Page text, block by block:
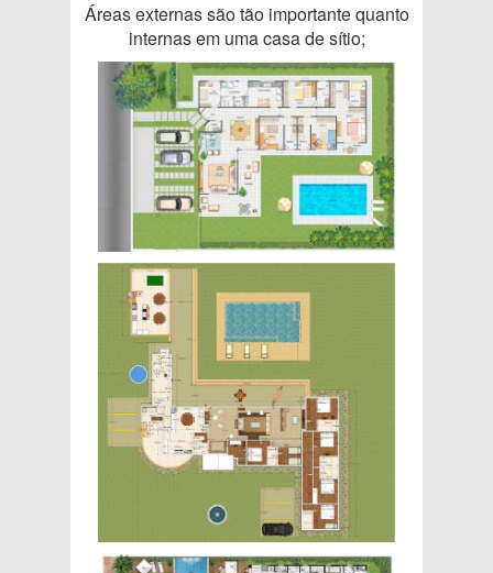
Áreas externas são tão importante quanto
internas em uma casa de sítio;